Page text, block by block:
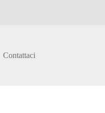
Contattaci